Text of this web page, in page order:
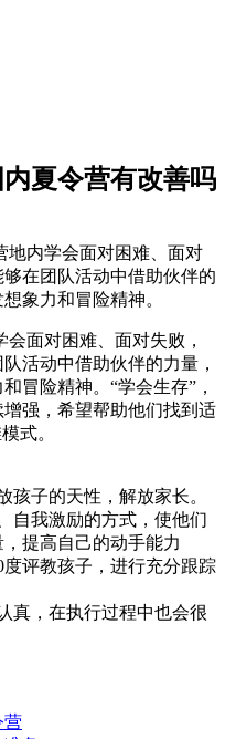
夏令营有改善吗
地内学会面对困难、面对
在团队活动中借助伙伴的
象力和冒险精神。
面对困难、面对失败，
活动中借助伙伴的力量，
冒险精神。“学会生存”，
强，希望帮助他们找到适
式。
孩子的天性，解放家长。
自我激励的方式，使他们
提高自己的动手能力
评教孩子，进行充分跟踪
真，在执行过程中也会很
营